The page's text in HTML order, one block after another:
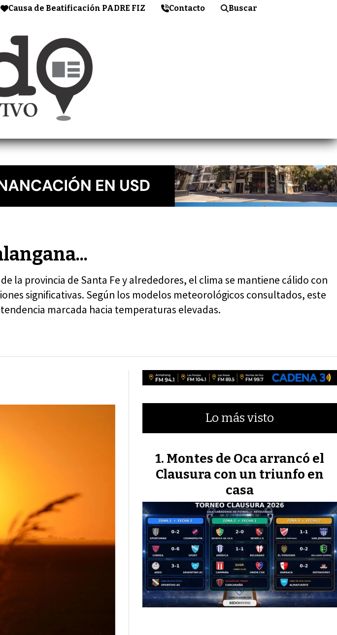
Causa de Beatificación PADRE FIZ Contacto Buscar
la provincia de Santa Fe y alrededores, el clima se mantiene cálido con
significativas. Según los modelos meteorológicos consultados, este
marcada hacia temperaturas elevadas.
Lo más visto
Montes de Oca arrancó el
Clausura con un triunfo en
casa